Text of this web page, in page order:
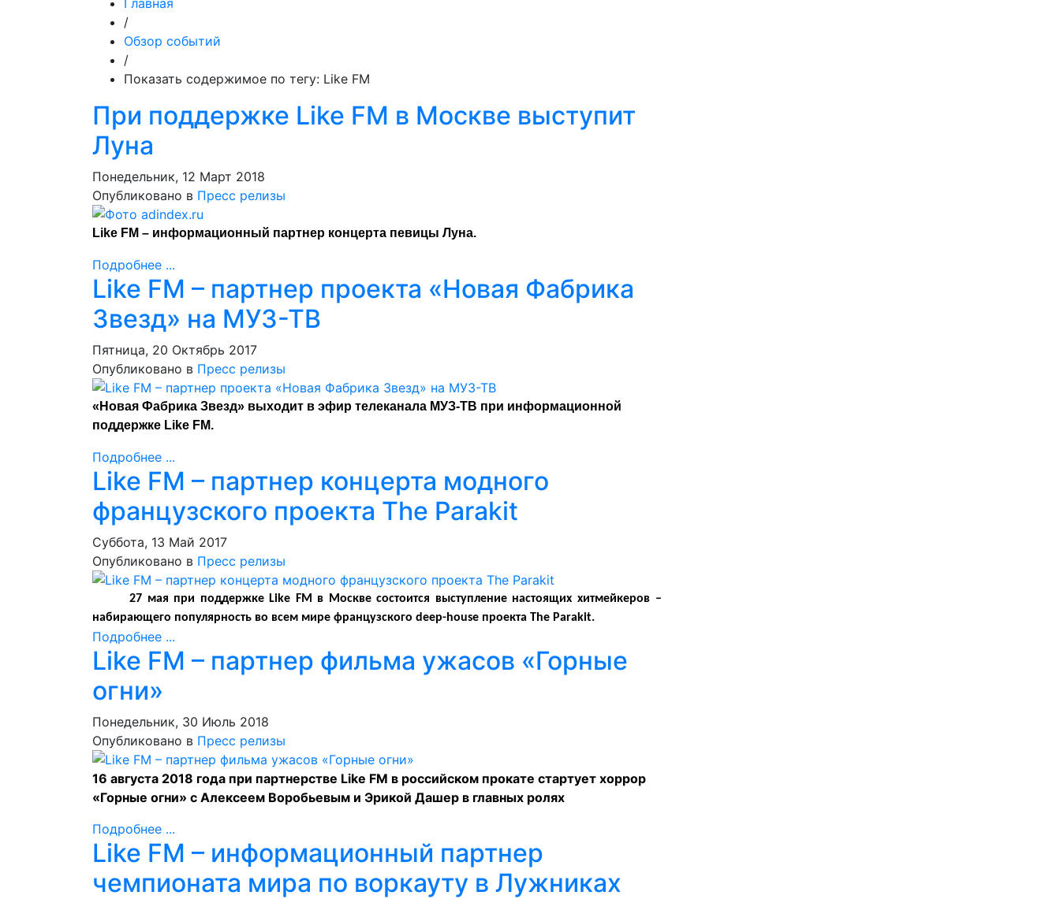
Главная
/
Обзор событий
/
Показать содержимое по тегу: Like FM
При поддержке Like FM в Москве выступит
Луна
Понедельник, 12 Март 2018
Опубликовано в Пресс релизы
Like FM – информационный партнер концерта певицы Луна.
Подробнее ...
Like FM – партнер проекта «Новая Фабрика
Звезд» на МУЗ-ТВ
Пятница, 20 Октябрь 2017
Опубликовано в Пресс релизы
«Новая Фабрика Звезд» выходит в эфир телеканала МУЗ-ТВ при информационной
поддержке Like FM.
Подробнее ...
Like FM – партнер концерта модного
французского проекта The Parakit
Суббота, 13 Май 2017
Опубликовано в Пресс релизы
27 мая при поддержке Like FM в Москве состоится выступление настоящих хитмейкеров –
набирающего популярность во всем мире французского deep-house проекта The Parakit.
Подробнее ...
Like FM – партнер фильма ужасов «Горные
огни»
Понедельник, 30 Июль 2018
Опубликовано в Пресс релизы
16 августа 2018 года при партнерстве Like FM в российском прокате стартует хоррор
«Горные огни» с Алексеем Воробьевым и Эрикой Дашер в главных ролях
Подробнее ...
Like FM – информационный партнер
чемпионата мира по воркауту в Лужниках